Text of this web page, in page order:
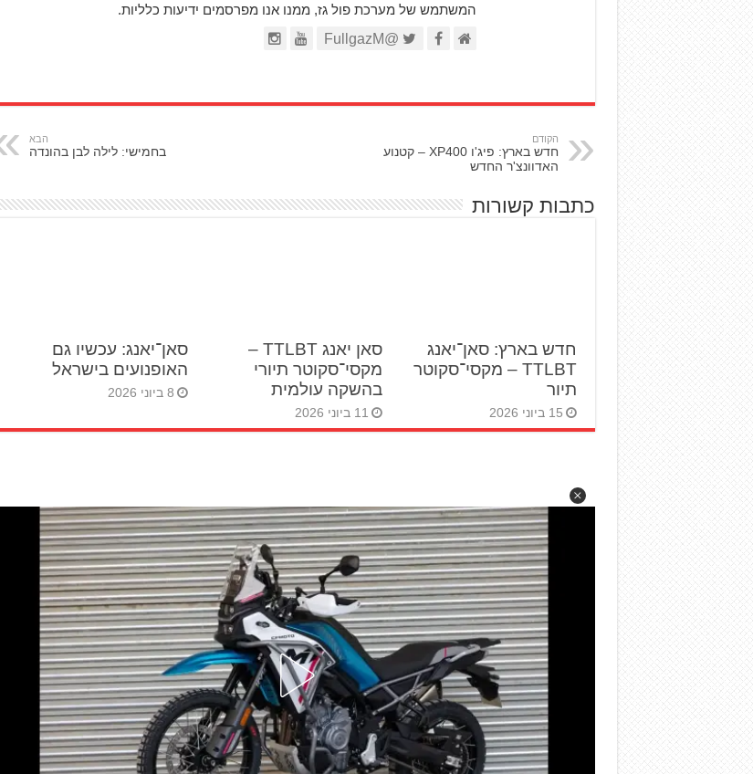
המשתמש של מערכת פול גז, ממנו אנו מפרסמים ידיעות כלליות.
@FullgazM
הקודם
חדש בארץ: פיג'ו XP400 – קטנוע
האדוונצ'ר החדש
הבא
בחמישי: לילה לבן בהונדה
כתבות קשורות
חדש בארץ: סאן־יאנג
TTLBT – מקסי־סקוטר
תיור
15 ביוני 2026
סאן יאנג TTLBT –
מקסי־סקוטר תיורי
בהשקה עולמית
11 ביוני 2026
סאן־יאנג: עכשיו גם
האופנועים בישראל
8 ביוני 2026